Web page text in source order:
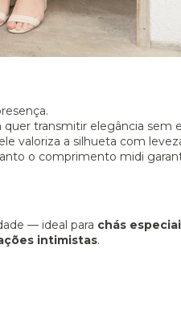
transmitir elegância sem
valoriza a silhueta com
o comprimento midi
— ideal para chás
intimistas.